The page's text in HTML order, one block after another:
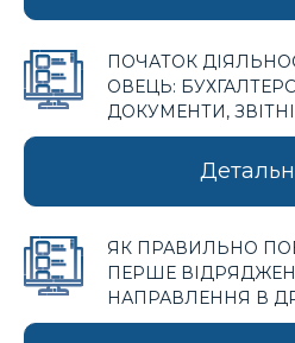
ПОЧАТОК
ОВЕЦЬ:
ДОКУМЕНТИ,
ЯК ПРАВИЛЬНО
ПЕРШЕ
НАПРАВЛЕННЯ В